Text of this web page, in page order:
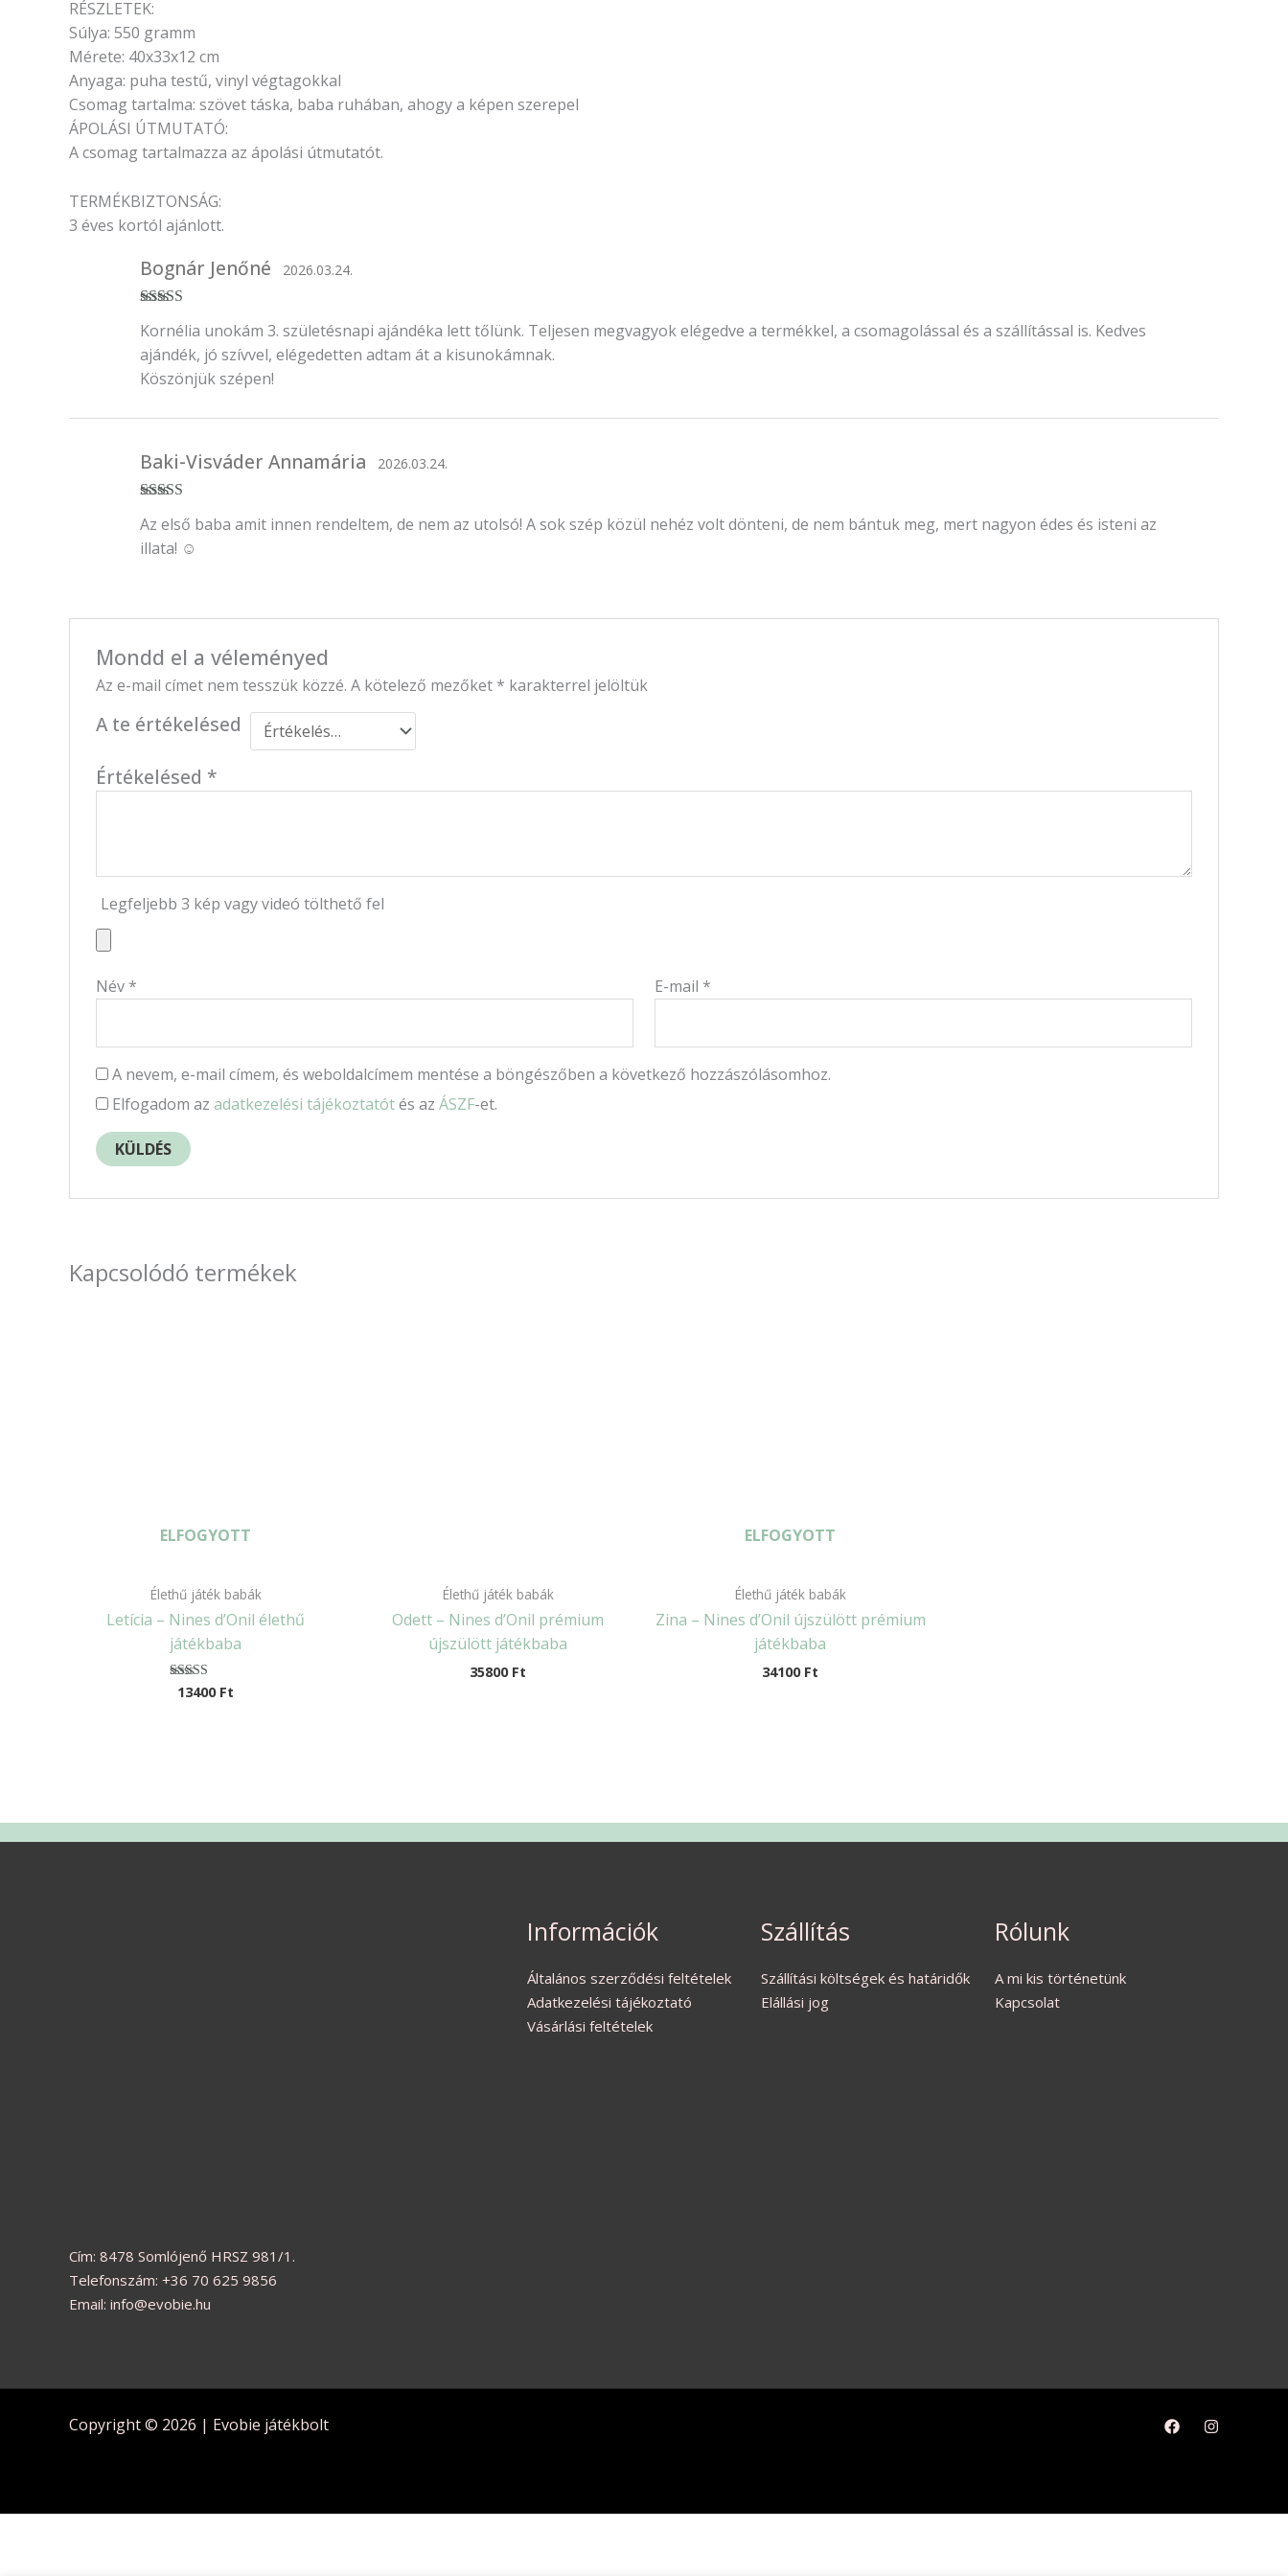
RÉSZLETEK:
Súlya: 550 gramm
Mérete: 40x33x12 cm
Anyaga: puha testű, vinyl végtagokkal
Csomag tartalma: szövet táska, baba ruhában, ahogy a képen szerepel
ÁPOLÁSI ÚTMUTATÓ:
A csomag tartalmazza az ápolási útmutatót.
TERMÉKBIZTONSÁG:
3 éves kortól ajánlott.
5
Bognár Jenőné 2026.03.24.
Kornélia unokám 3. születésnapi ajándéka lett tőlünk. Teljesen megvagyok elégedve a termékkel, a csomagolással és a szállítással is. Kedves
ajándék, jó szívvel, elégedetten adtam át a kisunokámnak.
Köszönjük szépen!
5
Baki-Visváder Annamária 2026.03.24.
Az első baba amit innen rendeltem, de nem az utolsó! A sok szép közül nehéz volt dönteni, de nem bántuk meg, mert nagyon édes és isteni az
illata! ☺️
Mondd el a véleményed
Az e-mail címet nem tesszük közzé. A kötelező mezőket * karakterrel jelöltük
A te értékelésed
Értékelésed *
Legfeljebb 3 kép vagy videó tölthető fel
Név * E-mail *
A nevem, e-mail címem, és weboldalcímem mentése a böngészőben a következő hozzászólásomhoz.
Elfogadom az adatkezelési tájékoztatótés az ÁSZF-et.
Kapcsolódó termékek
ELFOGYOTT
Élethű játék babák
Letícia – Nines d’Onil élethű
játékbaba
Értékelés:
13400 Ft
Élethű játék babák
Odett – Nines d’Onil prémium
újszülött játékbaba
35800 Ft
ELFOGYOTT
Élethű játék babák
Zina – Nines d’Onil újszülött prémium
játékbaba
34100 Ft
Cím: 8478 Somlójenő HRSZ 981/1.
Telefonszám: +36 70 625 9856
Email: info@evobie.hu
Információk
Általános szerződési feltételek
Adatkezelési tájékoztató
Vásárlási feltételek
Szállítás
Szállítási költségek és határidők
Elállási jog
Rólunk
A mi kis történetünk
Kapcsolat
Copyright © 2026 | Evobie játékbolt